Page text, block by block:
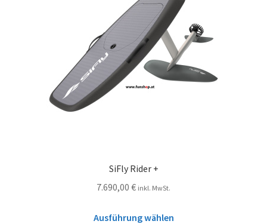
SiFly Rider +
7.690,00 € inkl. MwSt.
Ausführung wählen